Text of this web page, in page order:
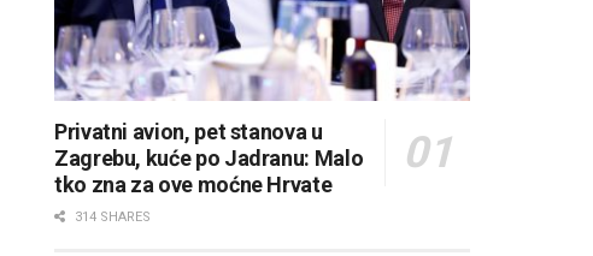
Privatni avion, pet stanova u
Zagrebu, kuće po Jadranu: Malo
tko zna za ove moćne Hrvate
314 SHARES